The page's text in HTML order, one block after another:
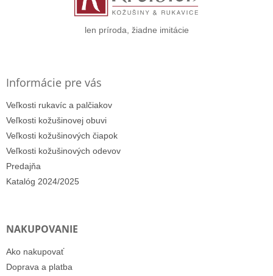
len príroda, žiadne imitácie
Informácie pre vás
Veľkosti rukavíc a palčiakov
Veľkosti kožušinovej obuvi
Veľkosti kožušinových čiapok
Veľkosti kožušinových odevov
Predajňa
Katalóg 2024/2025
NAKUPOVANIE
Ako nakupovať
Doprava a platba